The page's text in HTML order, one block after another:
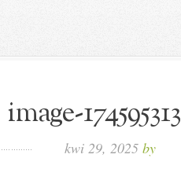
image-
kwi 29, 2025 by